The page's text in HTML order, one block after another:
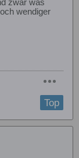
zwar was
wendiger
Top